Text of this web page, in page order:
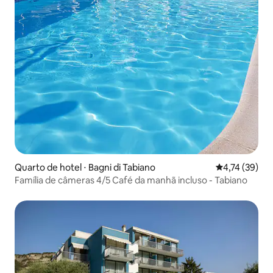
Quarto de hotel ⋅ Bagni di Tabiano 4,74 de uma
4,74 (39)
Família de câmeras 4/5 Café da manhã incluso - Tabiano